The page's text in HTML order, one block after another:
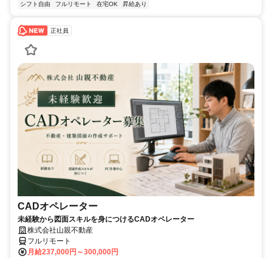
シフト自由 フルリモート 在宅OK 昇給あり
正社員
CADオペレーター
未経験から図面スキルを身につけるCADオペレーター
株式会社山親不動産
フルリモート
月給237,000円～300,000円